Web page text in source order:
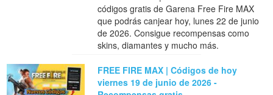
códigos gratis de Garena Free Fire MAX
que podrás canjear hoy, lunes 22 de junio
de 2026. Consigue recompensas como
skins, diamantes y mucho más.
FREE FIRE MAX | Códigos de hoy
viernes 19 de junio de 2026 -